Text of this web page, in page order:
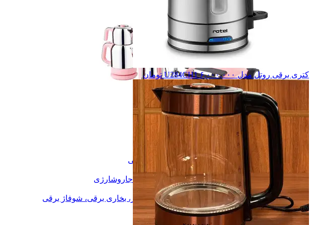
لوازم آشپزخانه لوازم آشپزخانه
لوازم برقی خانگی لوازم برقی خانگی
اتو بخار
جاروبرقی، جاروشارژی
جاروبرقی، جاروشارژی
پنکه، کولر پنکه، کولر
هیتر، بخاری برقی، شوفاژ برقی
هیتر، بخاری برقی، شوفاژ برقی
بخارشوی بخارشوی
آبسرد کن، یخچال آبسرد کن، یخچال
کتری برقی روتل مدل U284CH1۶,۰۰۰,۰۰۰ تومان